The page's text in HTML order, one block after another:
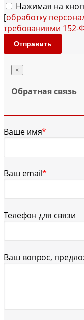
Нажимая на
[обработку
требованиями 152-
Отправить
×
Обратная связь
Ваше имя*
Ваш email*
Телефон для связи
Ваш вопрос,